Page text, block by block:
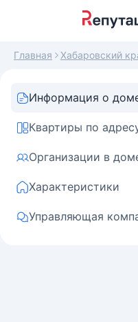
Главная Хабаровский
Информация о
Квартиры по
Организации в
Характеристики
Управляющая